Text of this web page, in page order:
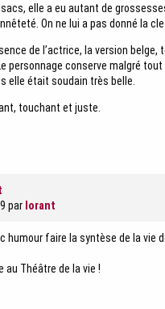
elle a eu autant de
On ne lui a pas donné la
de l’actrice, la version
personnage conserve malgré
elle était soudain très belle.
touchant et juste.
par lorant
humour faire la syntèse de la
au Théâtre de la vie !